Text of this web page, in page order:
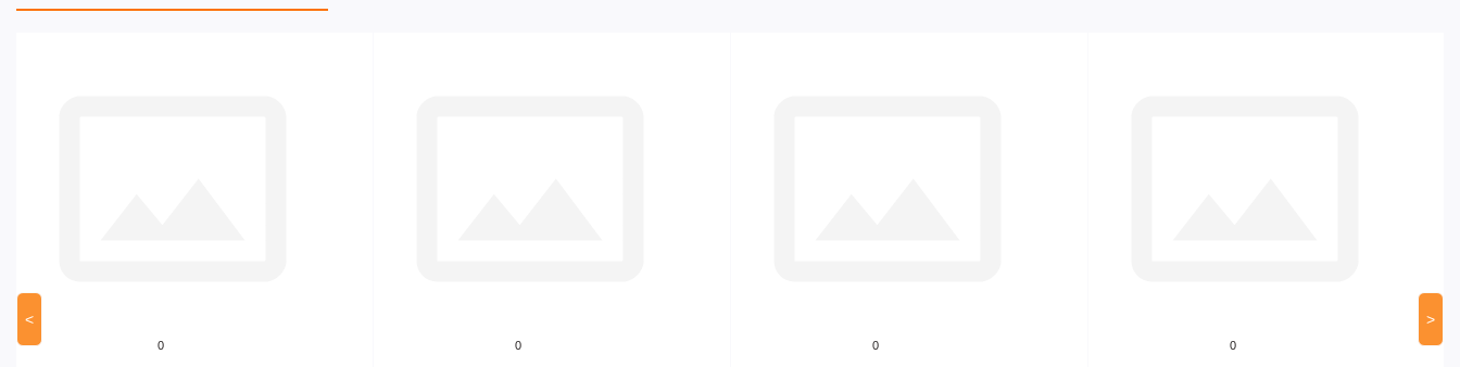
<
0 0 0 0
>